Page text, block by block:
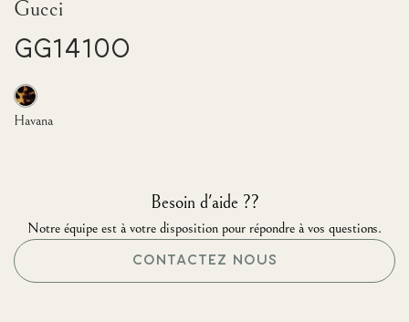
Gucci
GG1410O
Havana
Besoin d'aide ??
Notre équipe est à votre disposition pour répondre à vos questions.
CONTACTEZ NOUS